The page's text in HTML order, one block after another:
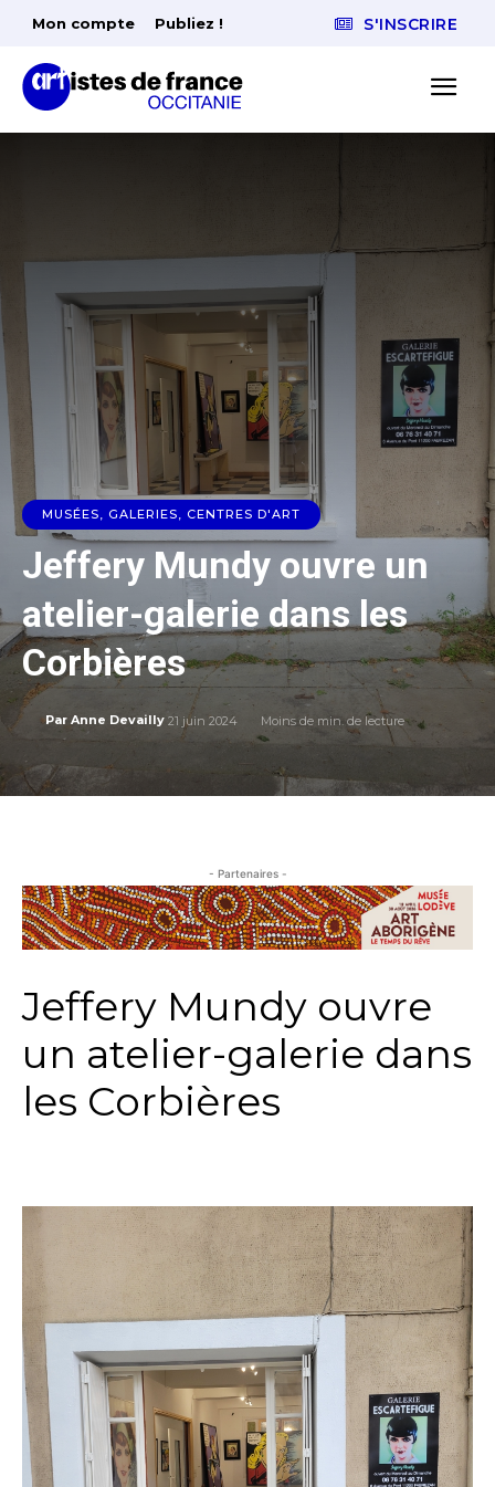
Mon compte Publiez ! S'INSCRIRE
MUSÉES, GALERIES, CENTRES D'ART
Jeffery Mundy ouvre un
atelier-galerie dans les
Corbières
Par Anne Devailly 21 juin 2024 Moins de min. de lecture
- Partenaires -
Jeffery Mundy ouvre
un atelier-galerie dans
les Corbières